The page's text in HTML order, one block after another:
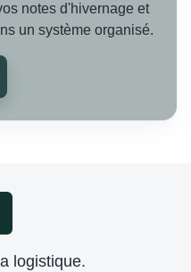
notes d'hivernage et
un système organisé.
logistique.